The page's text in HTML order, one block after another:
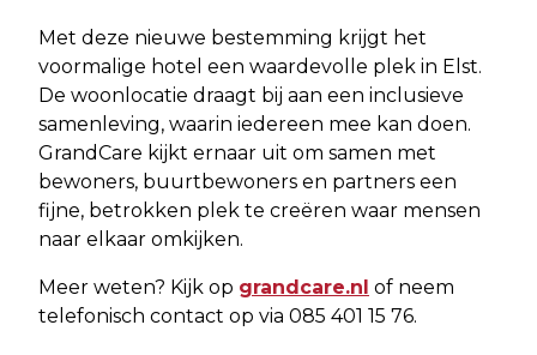
Met deze nieuwe bestemming krijgt het
voormalige hotel een waardevolle plek in Elst.
De woonlocatie draagt bij aan een inclusieve
samenleving, waarin iedereen mee kan doen.
GrandCare kijkt ernaar uit om samen met
bewoners, buurtbewoners en partners een
fijne, betrokken plek te creëren waar mensen
naar elkaar omkijken.
Meer weten? Kijk op grandcare.nl of neem
telefonisch contact op via 085 401 15 76.